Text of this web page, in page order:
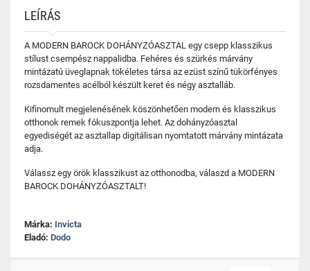
LEÍRÁS
A MODERN BAROCK DOHÁNYZÓASZTAL egy csepp klasszikus
stílust csempész nappalidba. Fehéres és szürkés márvány
mintázatú üveglapnak tökéletes társa az ezüst színű tükörfényes
rozsdamentes acélból készült keret és négy asztalláb.
Kifinomult megjelenésének köszönhetően modern és klasszikus
otthonok remek fókuszpontja lehet. Az dohányzóasztal
egyediségét az asztallap digitálisan nyomtatott márvány mintázata
adja.
Válassz egy örök klasszikust az otthonodba, válaszd a MODERN
BAROCK DOHÁNYZÓASZTALT!
Márka: Invicta
Eladó: Dodo